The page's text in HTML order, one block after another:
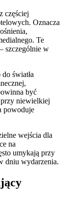
częściej
Oznacza
Te
szczególnie w
światła
być
niewielkiej
powoduje
wejścia dla
na
umykają przy
dniu wydarzenia.